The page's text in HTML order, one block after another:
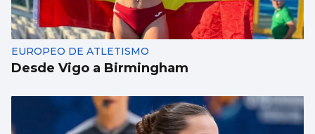
para el alzhéimer leve
EUROPEO DE ATLETISMO
Desde Vigo a Birmingham